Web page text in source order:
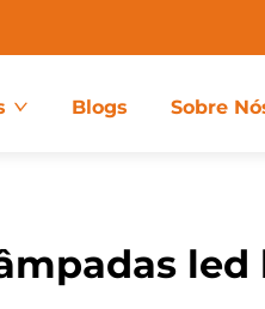
Blogs Sobre